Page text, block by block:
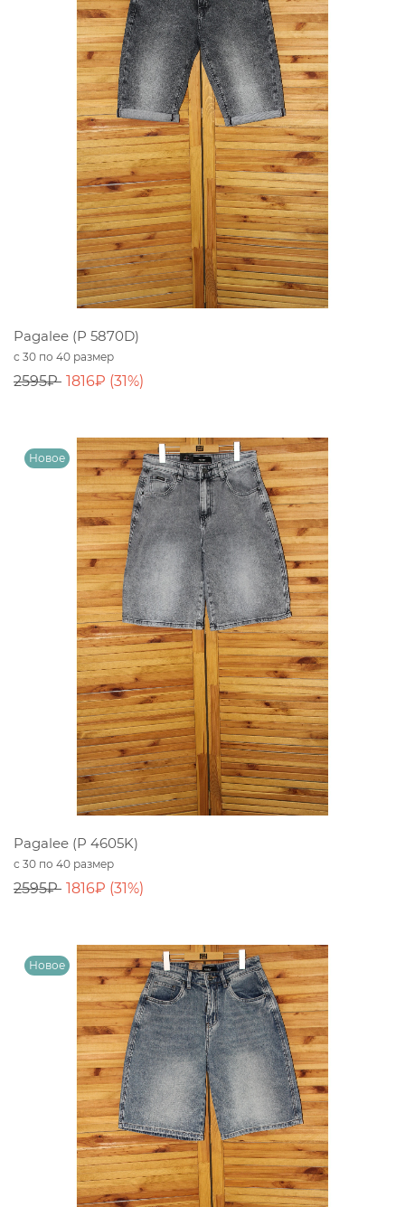
Pagalee (P 5870D)
с 30 по 40 размер
2595₽ 1816₽ (31%)
Pagalee (P 4605K)
с 30 по 40 размер
2595₽ 1816₽ (31%)